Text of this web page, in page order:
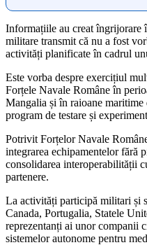
Informațiile au creat îngrijorare
militare transmit că nu a fost
activități planificate în cadrul
Este vorba despre exercițiul
Forțele Navale Române în
Mangalia și în raioane
program de testare și
Potrivit Forțelor Navale
integrarea echipamentelor fără
consolidarea interoperabilității
partenere.
La activități participă militari și
Canada, Portugalia, Statele
reprezentanți ai unor companii
sistemelor autonome pentru